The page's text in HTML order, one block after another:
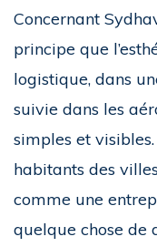
Concernant
principe que
logistique, dans
suivie dans les
simples et
habitants des
comme une
quelque chose de